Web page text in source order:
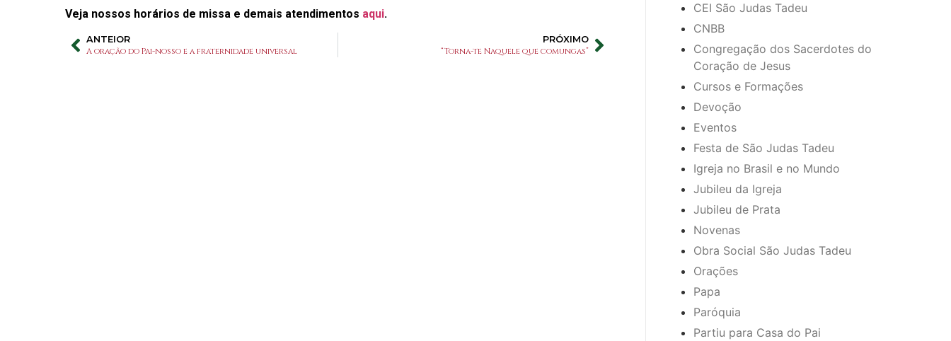
Veja nossos horários de missa e demais atendimentos aqui.
ANTEIOR
A oração do Pai-nosso e a fraternidade universal
PRÓXIMO
“Torna-te Naquele que comungas”
CEI São Judas Tadeu
CNBB
Congregação dos Sacerdotes do
Coração de Jesus
Cursos e Formações
Devoção
Eventos
Festa de São Judas Tadeu
Igreja no Brasil e no Mundo
Jubileu da Igreja
Jubileu de Prata
Novenas
Obra Social São Judas Tadeu
Orações
Papa
Paróquia
Partiu para Casa do Pai